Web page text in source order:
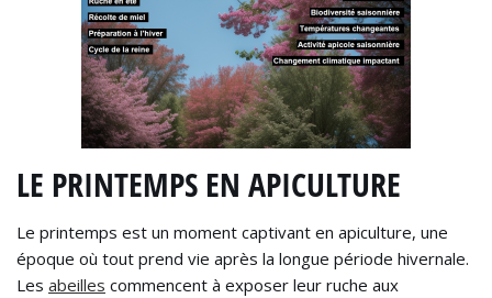
LE PRINTEMPS EN APICULTURE
Le printemps est un moment captivant en apiculture, une
époque où tout prend vie après la longue période hivernale.
Les abeilles commencent à exposer leur ruche aux